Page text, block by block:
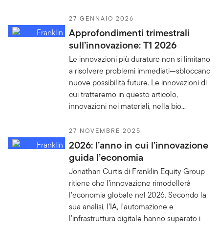
27 GENNAIO 2026
Approfondimenti trimestrali
sull’innovazione: T1 2026
Le innovazioni più durature non si limitano
a risolvere problemi immediati—sbloccano
nuove possibilità future. Le innovazioni di
cui tratteremo in questo articolo,
innovazioni nei materiali, nella bio...
27 NOVEMBRE 2025
2026: l’anno in cui l’innovazione
guida l’economia
Jonathan Curtis di Franklin Equity Group
ritiene che l’innovazione rimodellerà
l’economia globale nel 2026. Secondo la
sua analisi, l’IA, l’automazione e
l’infrastruttura digitale hanno superato i